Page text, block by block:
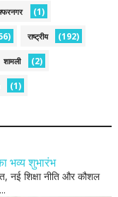
(1)
राष्ट्रीय (192)
शामली (2)
(1)
भव्य शुभारंभ
नई शिक्षा नीति और कौशल